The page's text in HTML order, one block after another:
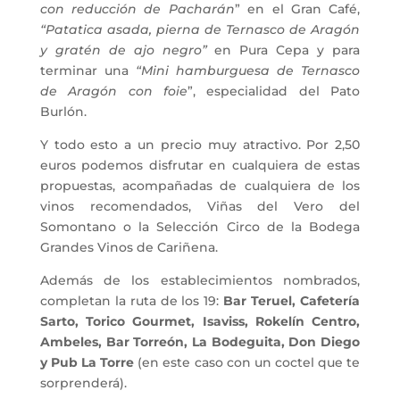
con reducción de Pacharán” en el Gran Café,
“Patatica asada, pierna de Ternasco de Aragón
y gratén de ajo negro”en Pura Cepa y para
terminar una “Mini hamburguesa de Ternasco
de Aragón con foie”, especialidad del Pato
Burlón.
Y todo esto a un precio muy atractivo. Por 2,50
euros podemos disfrutar en cualquiera de estas
propuestas, acompañadas de cualquiera de los
vinos recomendados, Viñas del Vero del
Somontano o la Selección Circo de la Bodega
Grandes Vinos de Cariñena.
Además de los establecimientos nombrados,
completan la ruta de los 19: Bar Teruel, Cafetería
Sarto, Torico Gourmet, Isaviss, Rokelín Centro,
Ambeles, Bar Torreón, La Bodeguita, Don Diego
y Pub La Torre (en este caso con un coctel que te
sorprenderá).